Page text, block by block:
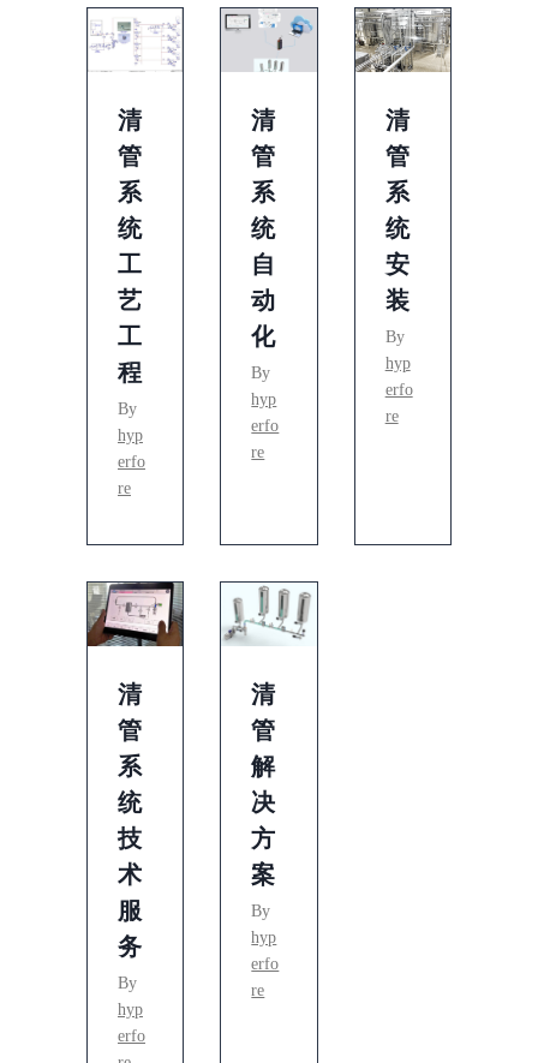
清
管
系
统
工
艺
工
程
By
hyp
erfo
re
清
管
系
统
自
动
化
By
hyp
erfo
re
清
管
系
统
安
装
By
hyp
erfo
re
清
管
系
统
技
术
服
务
By
hyp
erfo
清
管
解
决
方
案
By
hyp
erfo
re